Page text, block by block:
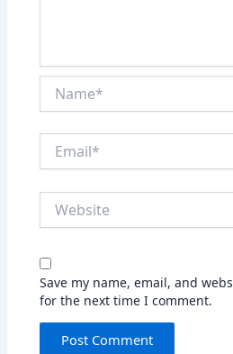
Save my name, email, and
for the next time I comment.